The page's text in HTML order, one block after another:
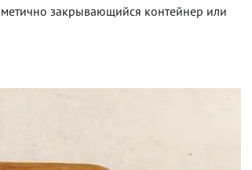
закрывающийся контейнер или